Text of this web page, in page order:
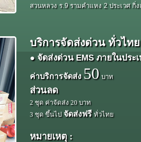
สวนหลวง ร.9 รามคำแหง 2 ประเวศ
บริการจัดส่งด่วน ทั่วไท
● จัดส่งด่วน EMS ภายในประ
ค่าบริการจัดส่ง 50 บาท
ส่วนลด
2 ชุด ค่าจัดส่ง 20 บาท
3 ชุด ขึ้นไป จัดส่งฟรี ทั่วไทย
หมายเหตุ :